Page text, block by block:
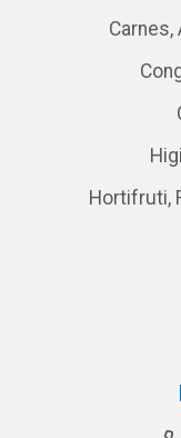
Carnes,
Hortifruti,